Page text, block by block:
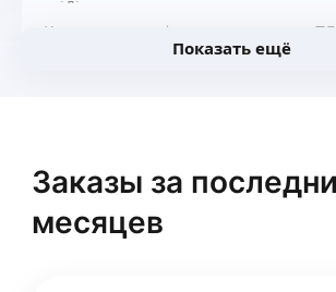
Квартирные, офисные переезды.
ЛЮБОЙ СЛОЖНОСТИ!!!
Показать ещё
Заказы за
месяцев